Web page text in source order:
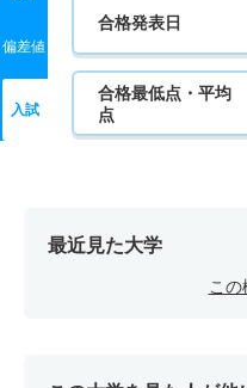
偏差値
入試
合格発表日
合格最低点・平均
点
最近見た大学
こ